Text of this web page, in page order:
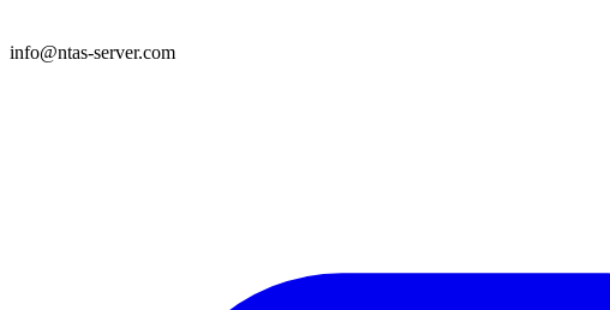
info@ntas-server.com